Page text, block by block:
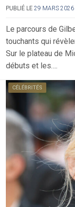
PUBLIÉ LE 29 MARS 2026
Le parcours de
touchants qui
Sur le plateau de
débuts et les….
CÉLÉBRITÉS